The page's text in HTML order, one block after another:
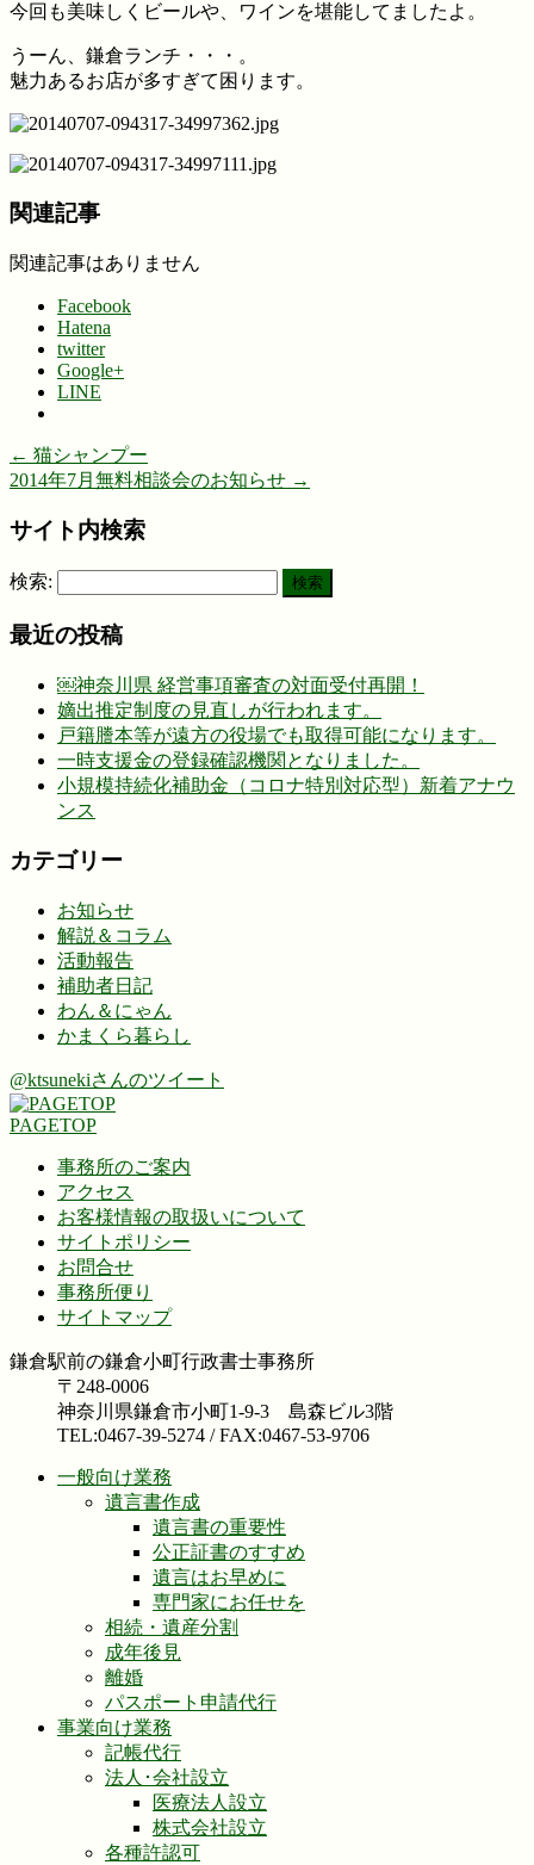
今回も美味しくビールや、ワインを堪能してましたよ。
うーん、鎌倉ランチ・・・。
魅力あるお店が多すぎて困ります。
関連記事
関連記事はありません
Facebook
Hatena
twitter
Google+
LINE
← 猫シャンプー
2014年7月無料相談会のお知らせ →
サイト内検索
検索:
最近の投稿
￼神奈川県 経営事項審査の対面受付再開！
嫡出推定制度の見直しが行われます。
戸籍謄本等が遠方の役場でも取得可能になります。
一時支援金の登録確認機関となりました。
小規模持続化補助金（コロナ特別対応型）新着アナウ
ンス
カテゴリー
お知らせ
解説＆コラム
活動報告
補助者日記
わん＆にゃん
かまくら暮らし
@ktsunekiさんのツイート
PAGETOP
事務所のご案内
アクセス
お客様情報の取扱いについて
サイトポリシー
お問合せ
事務所便り
サイトマップ
鎌倉駅前の鎌倉小町行政書士事務所
〒248-0006
神奈川県鎌倉市小町1-9-3 島森ビル3階
TEL:0467-39-5274 / FAX:0467-53-9706
一般向け業務
遺言書作成
遺言書の重要性
公正証書のすすめ
遺言はお早めに
専門家にお任せを
相続・遺産分割
成年後見
離婚
パスポート申請代行
事業向け業務
記帳代行
法人･会社設立
医療法人設立
株式会社設立
各種許認可